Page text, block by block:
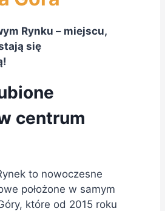
Rynku – miejscu,
się
centrum
to nowoczesne
położone w samym
które od 2015 roku